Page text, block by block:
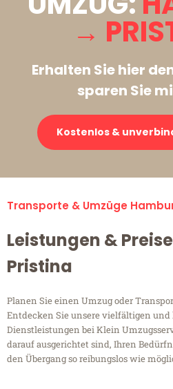
→
Erhalten Sie hier
sparen Sie
Kostenlos &
Transporte & Umzüge
Leistungen &
Pristina
Planen Sie einen Umzug oder
Entdecken Sie unsere vielfältigen
Dienstleistungen bei Klein
darauf ausgerichtet sind, Ihren
den Übergang so reibungslos wie